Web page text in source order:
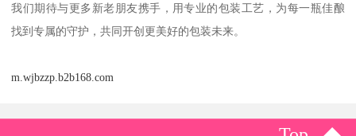
我们期待与更多新老朋友携手，用专业的包装工艺，为每一瓶佳酿
找到专属的守护，共同开创更美好的包装未来。
m.wjbzzp.b2b168.com